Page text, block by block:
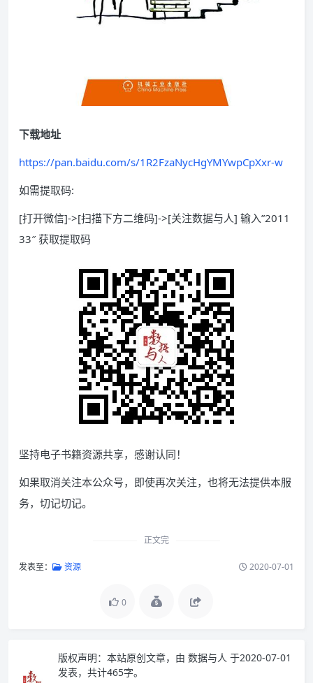
下载地址
https://pan.baidu.com/s/1R2FzaNycHgYMYwpCpXxr-w
如需提取码:
[打开微信]->[扫描下方二维码]->[关注数据与人] 输入”2011
33″ 获取提取码
坚持电子书籍资源共享，感谢认同！
如果取消关注本公众号，即使再次关注，也将无法提供本服
务，切记切记。
正文完
发表至： 资源 2020-07-01
0
版权声明： 本站原创文章，由 数据与人 于2020-07-01
发表，共计465字。